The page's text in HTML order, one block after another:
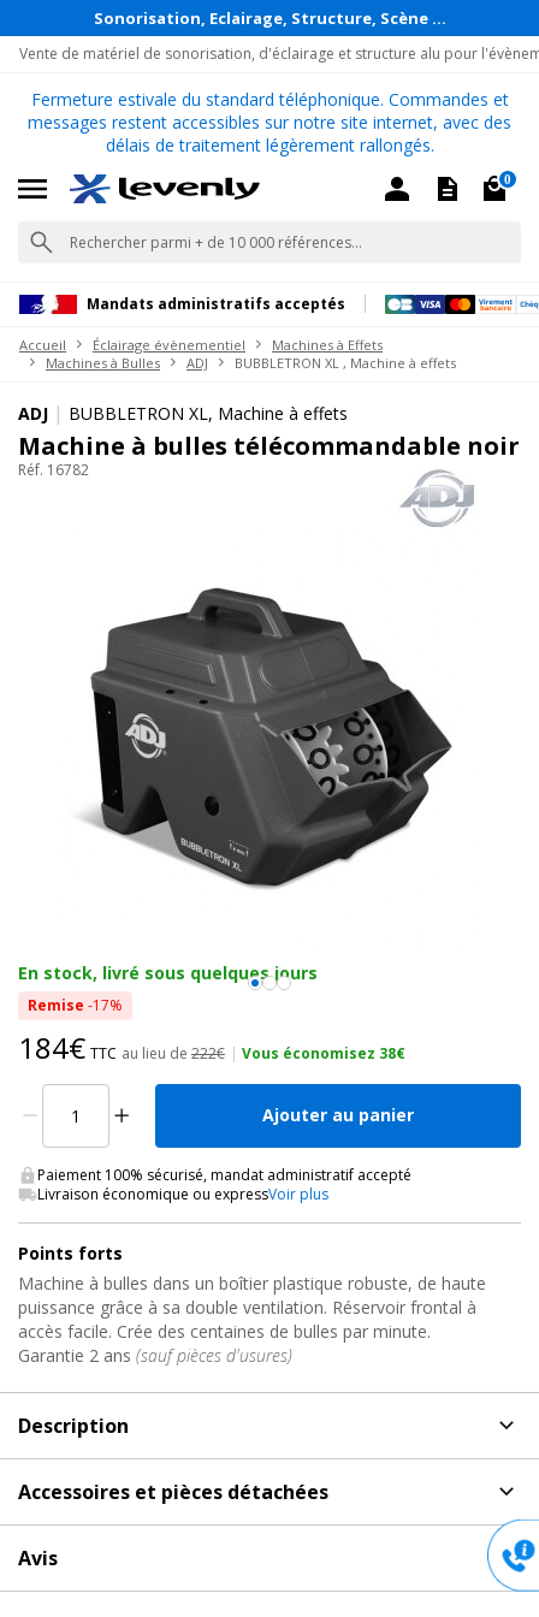
Sonorisation, Eclairage, Structure, Scène ...
Vente de matériel de sonorisation, d'éclairage et structure alu pour
Fermeture estivale du standard téléphonique. Commandes et
messages restent accessibles sur notre site internet, avec des
délais de traitement légèrement rallongés.
0
Mandats administratifs acceptés
Accueil Éclairage évènementiel
Machines à Effets
Machines à Bulles
ADJ BUBBLETRON XL , Machine à effets
ADJ | BUBBLETRON XL, Machine à effets
Machine à bulles télécommandable noir
Réf. 16782
En stock, livré sous quelques jours
Remise -17%
184€ TTC au lieu de 222€ | Vous économisez 38€
Ajouter au panier
Paiement 100% sécurisé, mandat administratif accepté
Livraison économique ou expressVoir plus
Points forts
Machine à bulles dans un boîtier plastique robuste, de haute
puissance grâce à sa double ventilation. Réservoir frontal à
accès facile. Crée des centaines de bulles par minute.
Garantie 2 ans (sauf pièces d'usures)
Description
Machine à bulles dans un boîtier plastique robuste, de haute
puissance grâce à sa double ventilation. Réservoir frontal à
Accessoires et pièces détachées
pour Machine à effets,
BUBBLETRON XL ADJ
Avis